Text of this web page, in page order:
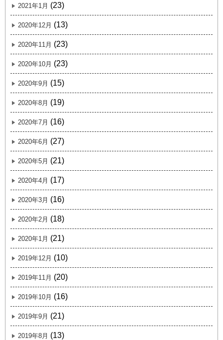
2021年1月 (23)
2020年12月 (13)
2020年11月 (23)
2020年10月 (23)
2020年9月 (15)
2020年8月 (19)
2020年7月 (16)
2020年6月 (27)
2020年5月 (21)
2020年4月 (17)
2020年3月 (16)
2020年2月 (18)
2020年1月 (21)
2019年12月 (10)
2019年11月 (20)
2019年10月 (16)
2019年9月 (21)
2019年8月 (13)